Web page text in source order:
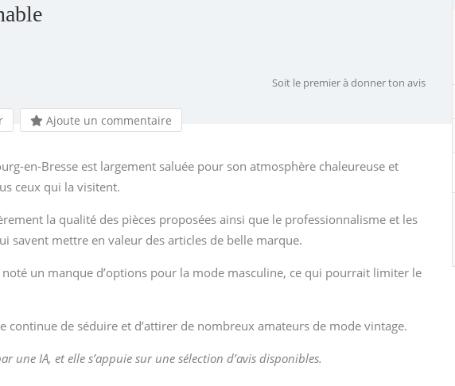
Soit le premier à donner ton avis
Ajoute un commentaire
en-Bresse est largement saluée pour son atmosphère chaleureuse et
ceux qui la visitent.
la qualité des pièces proposées ainsi que le professionnalisme et les
savent mettre en valeur des articles de belle marque.
un manque d’options pour la mode masculine, ce qui pourrait limiter le
continue de séduire et d’attirer de nombreux amateurs de mode vintage.
une IA, et elle s’appuie sur une sélection d’avis disponibles.